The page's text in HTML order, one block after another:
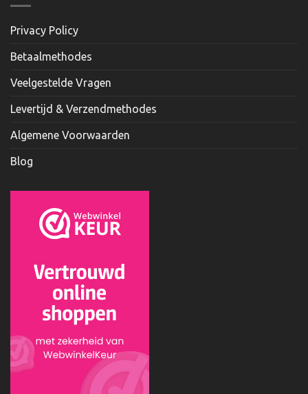
Privacy Policy
Betaalmethodes
Veelgestelde Vragen
Levertijd & Verzendmethodes
Algemene Voorwaarden
Blog